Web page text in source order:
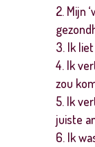
Mijn
Ik
Ik
zou
Ik
juiste
Ik